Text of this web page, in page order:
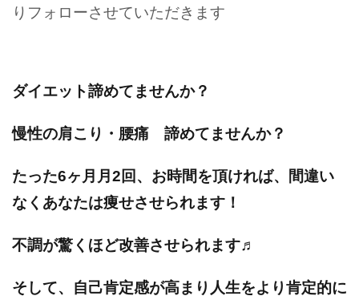
りフォローさせていただきます
ダイエット諦めてませんか？
慢性の肩こり・腰痛 諦めてませんか？
たった6ヶ月月2回、お時間を頂ければ、間違い
なくあなたは痩せさせられます！
不調が驚くほど改善させられます♬
そして、自己肯定感が高まり人生をより肯定的に